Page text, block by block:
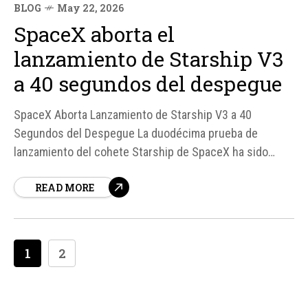
BLOG May 22, 2026
SpaceX aborta el
lanzamiento de Starship V3
a 40 segundos del despegue
SpaceX Aborta Lanzamiento de Starship V3 a 40
Segundos del Despegue La duodécima prueba de
lanzamiento del cohete Starship de SpaceX ha sido
fallo en el brazo que conecta la torre de lanzamiento con
READ MORE
1 2